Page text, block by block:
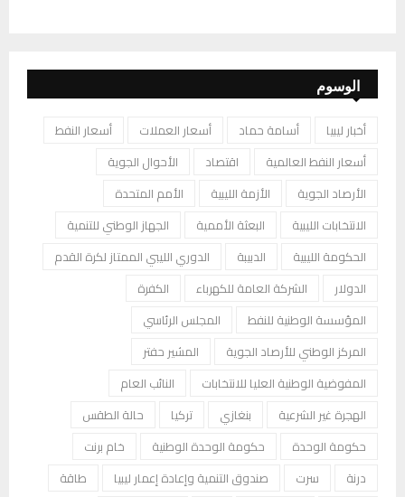
الوسوم
أخبار ليبيا أسامة حماد أسعار العملات
أسعار النفط
أسعار النفط العالمية
اقتصاد
الأحوال الجوية
الأرصاد الجوية
الأزمة الليبية
الأمم المتحدة
الانتخابات الليبية
البعثة الأممية
الجهاز الوطني للتنمية
الحكومة الليبية
الدبيبة
الدوري الليبي الممتاز لكرة القدم
الدولار
الشركة العامة للكهرباء
الكفرة
المؤسسة الوطنية للنفط
المجلس الرئاسي
المركز الوطني للأرصاد الجوية
المشير حفتر
المفوضية الوطنية العليا للانتخابات
النائب العام
الهجرة غير الشرعية
بنغازي تركيا
حالة الطقس
حكومة الوحدة
حكومة الوحدة الوطنية
خام برنت
درنة
سرت صندوق التنمية وإعادة إعمار ليبيا
طاقة